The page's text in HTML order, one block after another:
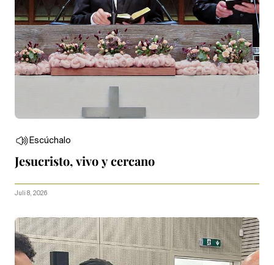
Escúchalo
Jesucristo, vivo y cercano
Juli 8, 2026